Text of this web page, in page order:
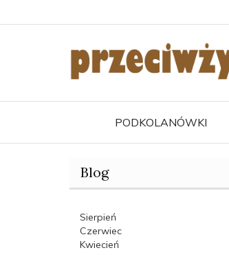
PODKOLANÓWKI
Blog
Sierpień
Czerwiec
Kwiecień